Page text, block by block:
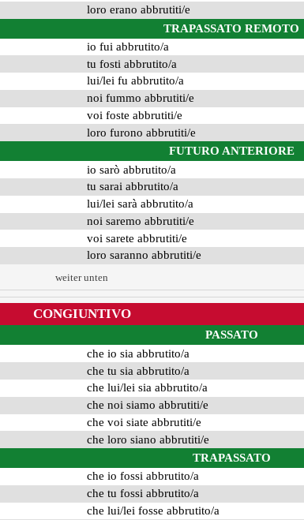
loro erano abbrutiti/e
TRAPASSATO REMOTO
io fui abbrutito/a
tu fosti abbrutito/a
lui/lei fu abbrutito/a
noi fummo abbrutiti/e
voi foste abbrutiti/e
loro furono abbrutiti/e
FUTURO ANTERIORE
io sarò abbrutito/a
tu sarai abbrutito/a
lui/lei sarà abbrutito/a
noi saremo abbrutiti/e
voi sarete abbrutiti/e
loro saranno abbrutiti/e
weiter unten
CONGIUNTIVO
PASSATO
che io sia abbrutito/a
che tu sia abbrutito/a
che lui/lei sia abbrutito/a
che noi siamo abbrutiti/e
che voi siate abbrutiti/e
che loro siano abbrutiti/e
TRAPASSATO
che io fossi abbrutito/a
che tu fossi abbrutito/a
che lui/lei fosse abbrutito/a